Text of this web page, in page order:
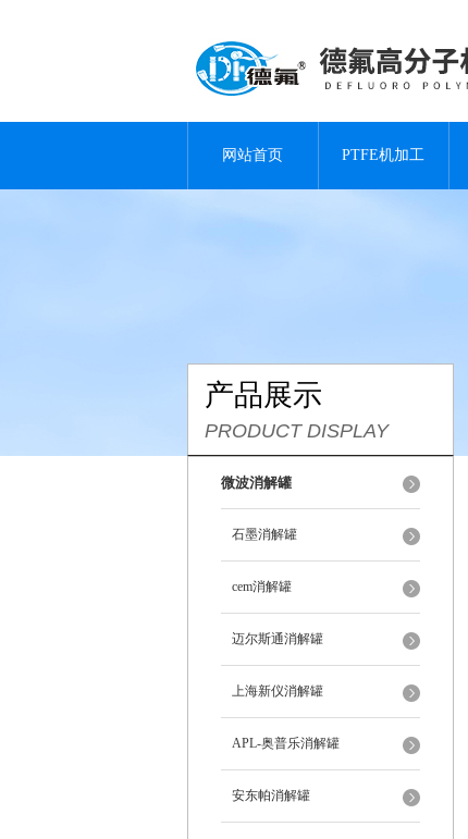
网站首页 PTFE机加工
产品展示
PRODUCT DISPLAY
微波消解罐
石墨消解罐
cem消解罐
迈尔斯通消解罐
上海新仪消解罐
APL-奥普乐消解罐
安东帕消解罐